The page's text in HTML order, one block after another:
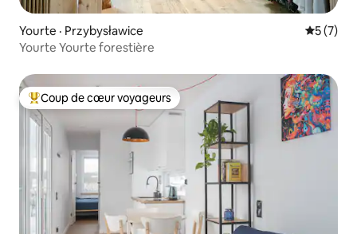
Yourte · Przybysławice Note
5 (7)
Yourte Yourte forestière
Coup de cœur voyageurs parmi les plus aimés
Coup de cœur voyageurs